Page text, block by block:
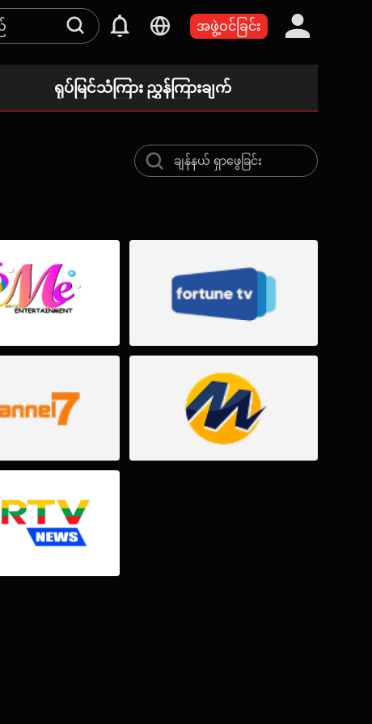
အဖွဲ့ဝင်ခြင်း
ရုပ်မြင်သံကြား ညွှန်ကြားချက်
တင်ဆက်ချိန်ဇယား မရှိပါ